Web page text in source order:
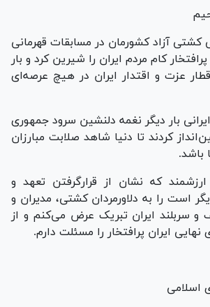
کشتی آزاد کشورمان در مسابقات قهرمانی
کام مردم ایران را شیرین کرد و بار
عزت و اقتدار ایران در هیچ عرصه‌ای
بار دیگر نغمه دلنشین سرود جمهوری
کردند تا دنیا شاهد صلابت مبارزان
باشد.
که نشان از قرارگرفتن تعهد و
است را به دلاورمردان کشتی، مدیران و
و سربلند ایران تبریک عرض می‌کنم و از
نهایی ایران پرافتخار را مسئلت دارم.
اسلامی